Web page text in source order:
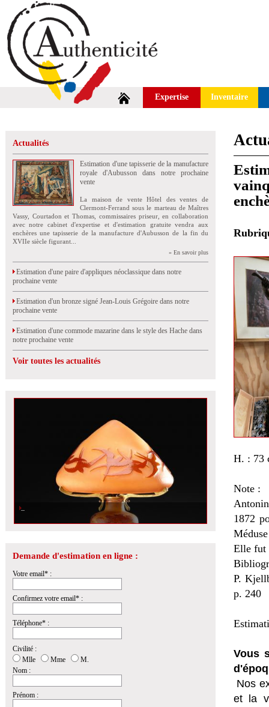
Expertise Inventaire
Actualités
Estimation d'une tapisserie de la manufacture
royale d'Aubusson dans notre prochaine
vente
La maison de vente Hôtel des ventes de
Clermont-Ferrand sous le marteau de Maîtres
Vassy, Courtadon et Thomas, commissaires priseur, en collaboration
avec notre cabinet d'expertise et d'estimation gratuite vendra aux
enchères une tapisserie de la manufacture d'Aubusson de la fin du
XVIIe siècle figurant...
» En savoir plus
Estimation d'une paire d'appliques néoclassique dans notre
prochaine vente
Estimation d'un bronze signé Jean-Louis Grégoire dans notre
prochaine vente
Estimation d'une commode mazarine dans le style des Hache dans
notre prochaine vente
Voir toutes les actualités
Demande d'estimation en ligne :
Votre email* :
Confirmez votre email* :
Téléphone* :
Civilité :
Mlle
Mme
M.
Nom :
Prénom :
H. : 73
Note :
1872
Elle fut
P.
p. 240
Vous
Nos
et la